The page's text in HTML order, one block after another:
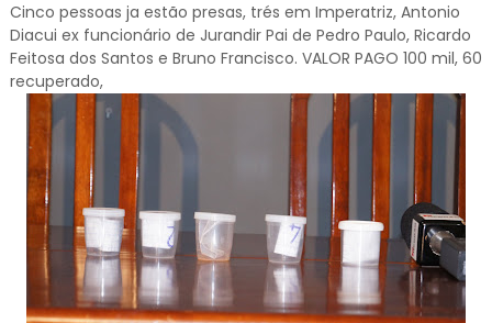
Cinco pessoas ja estão presas, trés em Imperatriz, Antonio
Diacui ex funcionário de Jurandir Pai de Pedro Paulo, Ricardo
Feitosa dos Santos e Bruno Francisco. VALOR PAGO 100 mil, 60
recuperado,